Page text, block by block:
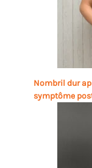
Nombril dur
symptôme